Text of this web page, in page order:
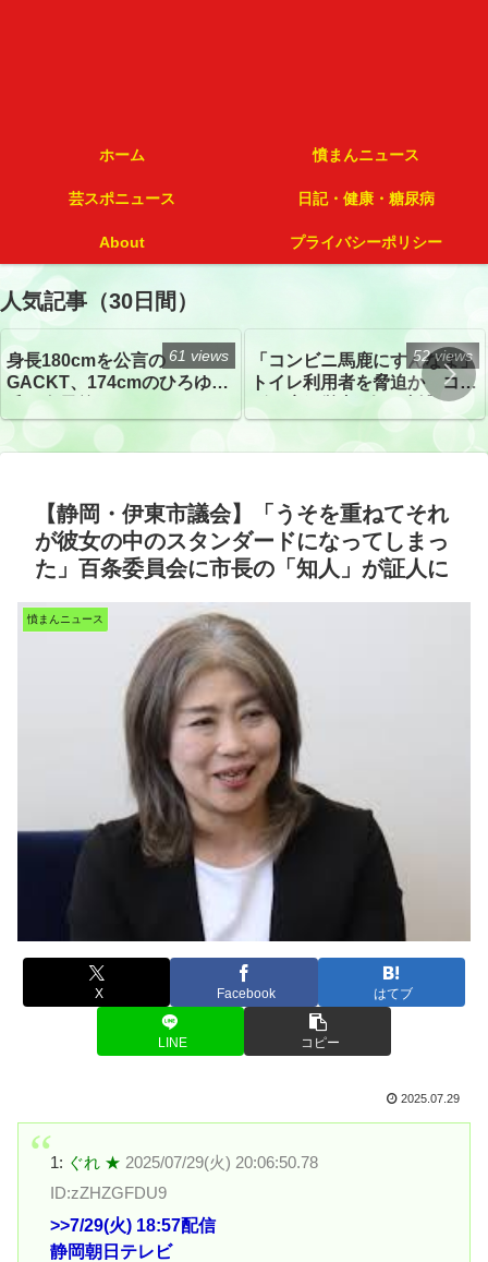
ホーム 憤まんニュース
芸スポニュース 日記・健康・糖尿病
About プライバシーポリシー
人気記事（30日間）
身長180cmを公言の
GACKT、174cmのひろゆき
トざわつき イベントでの写
真が話題
61 views
「コンビニ馬鹿にすんなよ」
トイレ利用者を脅迫か コン
52 views
【静岡・伊東市議会】「うそを重ねてそれ
が彼女の中のスタンダードになってしまっ
た」百条委員会に市長の「知人」が証人に
憤まんニュース
X Facebook はてブ
LINE コピー
2025.07.29
1: ぐれ ★ 2025/07/29(火) 20:06:50.78
ID:zZHZGFDU9
>>7/29(火) 18:57配信
静岡朝日テレビ